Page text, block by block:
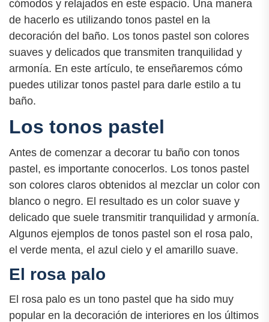
cómodos y relajados en este espacio. Una manera
de hacerlo es utilizando tonos pastel en la
decoración del baño. Los tonos pastel son colores
suaves y delicados que transmiten tranquilidad y
armonía. En este artículo, te enseñaremos cómo
puedes utilizar tonos pastel para darle estilo a tu
baño.
Los tonos pastel
Antes de comenzar a decorar tu baño con tonos
pastel, es importante conocerlos. Los tonos pastel
son colores claros obtenidos al mezclar un color con
blanco o negro. El resultado es un color suave y
delicado que suele transmitir tranquilidad y armonía.
Algunos ejemplos de tonos pastel son el rosa palo,
el verde menta, el azul cielo y el amarillo suave.
El rosa palo
El rosa palo es un tono pastel que ha sido muy
popular en la decoración de interiores en los últimos